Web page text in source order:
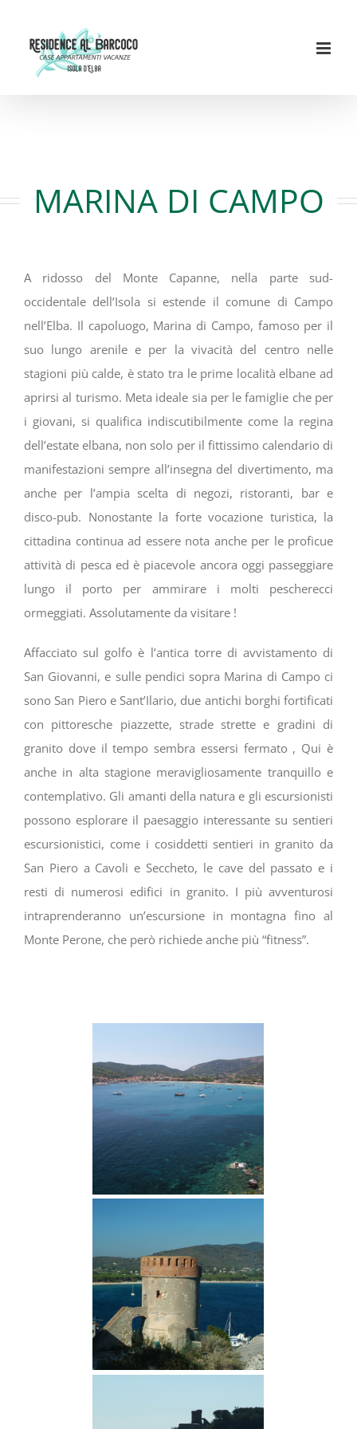
contenuto
MARINA DI CAMPO
A ridosso del Monte Capanne, nella parte sud-
occidentale dell’Isola si estende il comune di Campo
nell’Elba. Il capoluogo, Marina di Campo, famoso per il
suo lungo arenile e per la vivacità del centro nelle
stagioni più calde, è stato tra le prime località elbane ad
aprirsi al turismo. Meta ideale sia per le famiglie che per
i giovani, si qualifica indiscutibilmente come la regina
dell’estate elbana, non solo per il fittissimo calendario di
manifestazioni sempre all’insegna del divertimento, ma
anche per l’ampia scelta di negozi, ristoranti, bar e
disco-pub. Nonostante la forte vocazione turistica, la
cittadina continua ad essere nota anche per le proficue
attività di pesca ed è piacevole ancora oggi passeggiare
lungo il porto per ammirare i molti pescherecci
ormeggiati. Assolutamente da visitare !
Affacciato sul golfo è l’antica torre di avvistamento di
San Giovanni, e sulle pendici sopra Marina di Campo ci
sono San Piero e Sant’Ilario, due antichi borghi fortificati
con pittoresche piazzette, strade strette e gradini di
granito dove il tempo sembra essersi fermato , Qui è
anche in alta stagione meravigliosamente tranquillo e
contemplativo. Gli amanti della natura e gli escursionisti
possono esplorare il paesaggio interessante su sentieri
escursionistici, come i cosiddetti sentieri in granito da
San Piero a Cavoli e Seccheto, le cave del passato e i
resti di numerosi edifici in granito. I più avventurosi
intraprenderanno un’escursione in montagna fino al
Monte Perone, che però richiede anche più “fitness”.